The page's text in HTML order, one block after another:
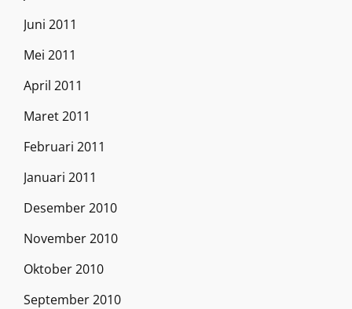
Juni 2011
Mei 2011
April 2011
Maret 2011
Februari 2011
Januari 2011
Desember 2010
November 2010
Oktober 2010
September 2010